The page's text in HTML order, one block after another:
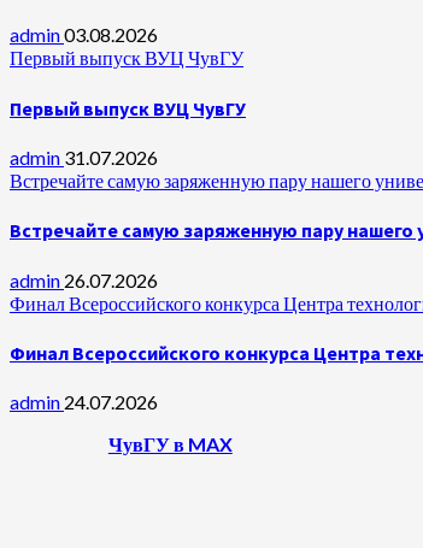
admin03.08.2026
Первый выпуск ВУЦ ЧувГУ
Первый выпуск ВУЦ ЧувГУ
admin 31.07.2026
Встречайте самую заряженную пару нашего
Встречайте самую заряженную пару
admin 26.07.2026
Финал Всероссийского конкурса Центра
Финал Всероссийского конкурса Центра
admin 24.07.2026
ЧувГУ в MAX